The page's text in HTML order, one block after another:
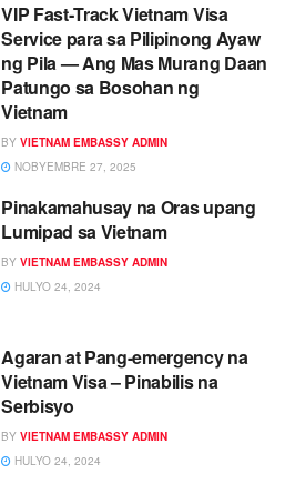
VIP Fast‑Track Vietnam Visa
Service para sa Pilipinong Ayaw
ng Pila — Ang Mas Murang Daan
Patungo sa Bosohan ng
Vietnam
BY VIETNAM EMBASSY ADMIN
NOBYEMBRE 27, 2025
Pinakamahusay na Oras upang
Lumipad sa Vietnam
BY VIETNAM EMBASSY ADMIN
HULYO 24, 2024
Agaran at Pang-emergency na
Vietnam Visa – Pinabilis na
Serbisyo
BY VIETNAM EMBASSY ADMIN
HULYO 24, 2024